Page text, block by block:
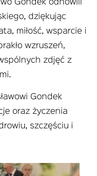
Gondek odnowili
dziękując
miłość, wsparcie i
wzruszeń,
zdjęć z
Gondek
oraz życzenia
szczęściu i